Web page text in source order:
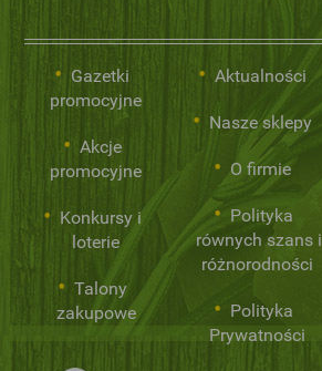
Gazetki
promocyjne
Akcje
promocyjne
Konkursy i
loterie
Talony
zakupowe
Aktualności
Nasze sklepy
O firmie
Polityka
równych szans i
różnorodności
Polityka
Prywatności